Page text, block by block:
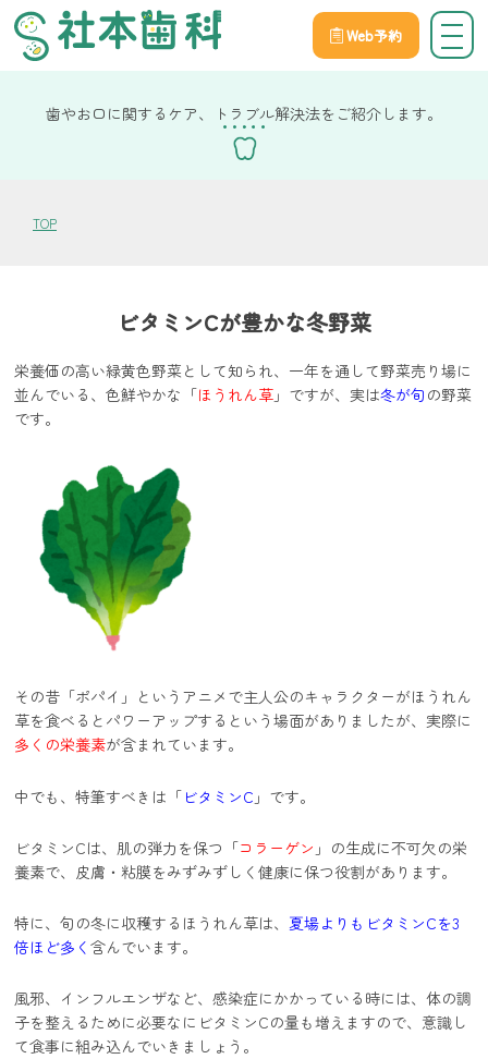
Web予約
院長社本の健康コラム
歯やお口に関するケア、トラブル解決法をご紹介します。
TOP
ビタミンCが豊かな冬野菜
栄養価の高い緑黄色野菜として知られ、一年を通して野菜売り場に
並んでいる、色鮮やかな「ほうれん草 」ですが、実は冬が旬 の野菜
です。
その昔「ポパイ」というアニメで主人公のキャラクターがほうれん
草を食べるとパワーアップするという場面がありましたが、実際に
多くの栄養素が含まれています。
中でも、特筆すべきは「 ビタミンC 」です。
ビタミンCは、肌の弾力を保つ「コラーゲン 」の生成に不可欠の栄
養素で、皮膚・粘膜をみずみずしく健康に保つ役割があります。
特に、旬の冬に収穫するほうれん草は、夏場よりもビタミンCを3
倍ほど多く含んでいます。
風邪、インフルエンザなど、感染症にかかっている時には、体の調
子を整えるために必要なにビタミンCの量も増えますので、意識し
て食事に組み込んでいきましょう。